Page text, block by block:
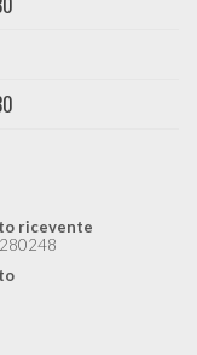
ricevente